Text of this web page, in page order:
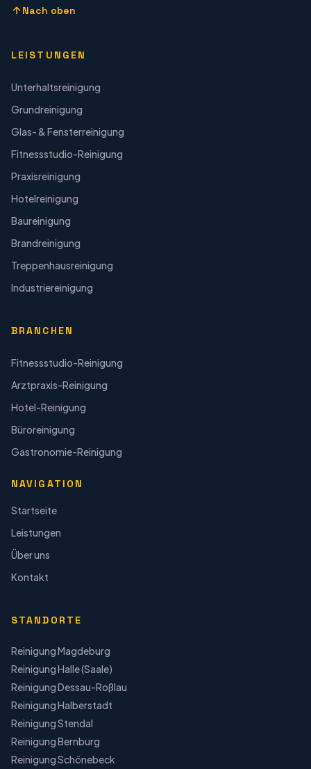
Nach oben
LEISTUNGEN
Unterhaltsreinigung
Grundreinigung
Glas- & Fensterreinigung
Fitnessstudio-Reinigung
Praxisreinigung
Hotelreinigung
Baureinigung
Brandreinigung
Treppenhausreinigung
Industriereinigung
BRANCHEN
Fitnessstudio-Reinigung
Arztpraxis-Reinigung
Hotel-Reinigung
Büroreinigung
Gastronomie-Reinigung
NAVIGATION
Startseite
Leistungen
Über uns
Kontakt
STANDORTE
ReinigungMagdeburg
ReinigungHalle (Saale)
ReinigungDessau-Roßlau
ReinigungHalberstadt
ReinigungStendal
ReinigungBernburg
ReinigungSchönebeck